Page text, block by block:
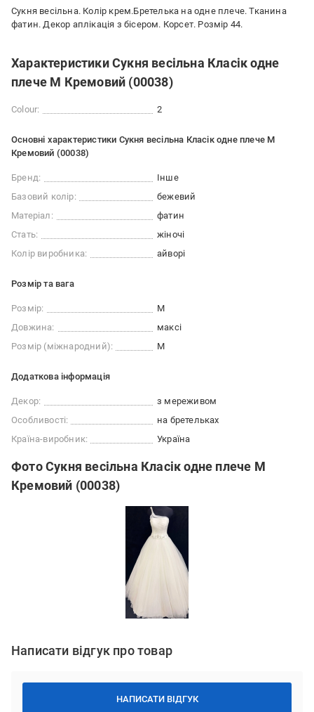
Сукня весільна. Колір крем.Бретелька на одне плече. Тканина
фатин. Декор аплікація з бісером. Корсет. Розмір 44.
Характеристики Сукня весільна Класік одне
плече M Кремовий (00038)
Colour: 2
Основні характеристики Сукня весільна Класік одне плече M
Кремовий (00038)
Бренд:
Інше
Базовий колір:
бежевий
Матеріал:
фатин
Стать:
жіночі
Колір виробника:
айворі
Розмір та вага
Розмір:
M
Довжина:
максі
Розмір (міжнародний):
M
Додаткова інформація
Декор:
з мереживом
Особливості:
на бретельках
Країна-виробник:
Україна
Фото Сукня весільна Класік одне плече M
Кремовий (00038)
Написати відгук про товар
НАПИСАТИ ВІДГУК